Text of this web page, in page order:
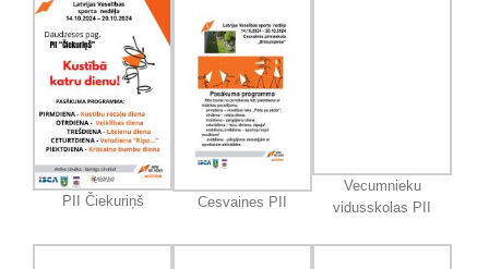
PII Čiekuriņš Cesvaines PII
Vecumnieku
vidusskolas PII